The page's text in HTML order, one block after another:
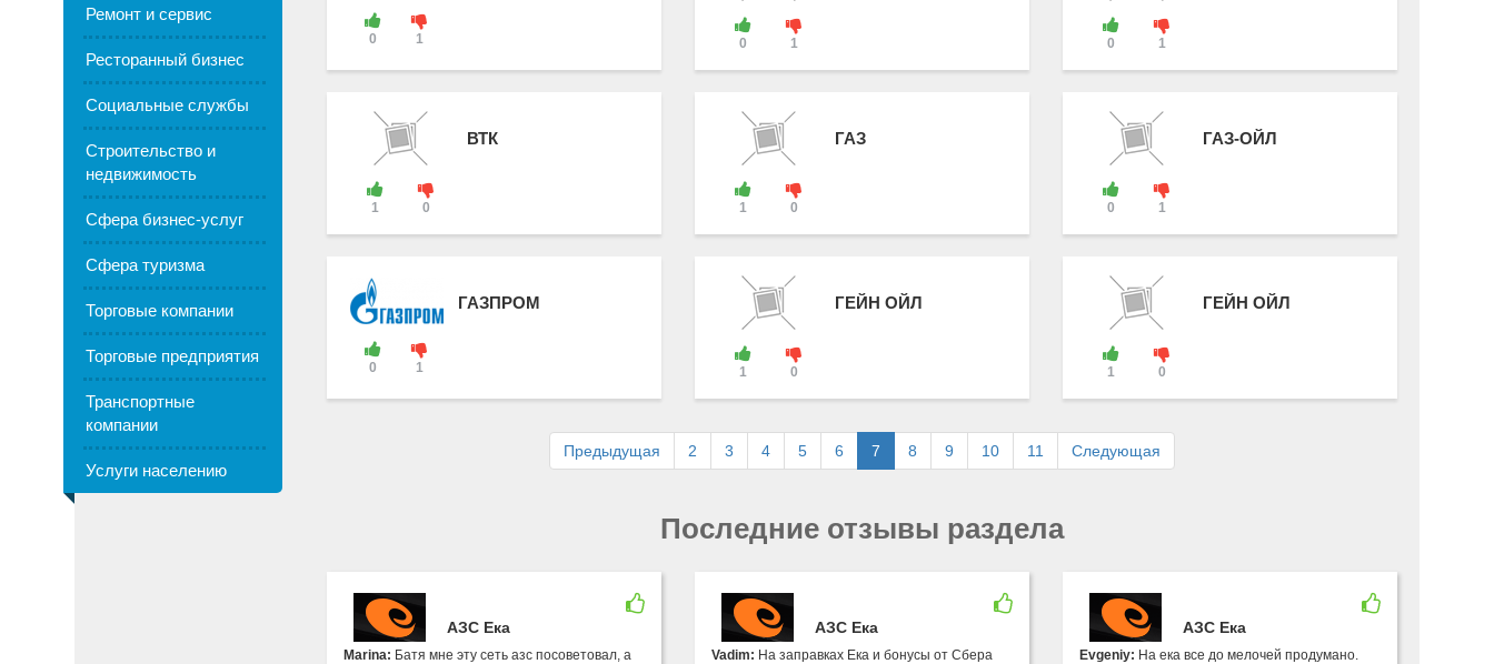
Ремонт и сервис
Ресторанный бизнес
Социальные службы
Строительство и
недвижимость
Сфера бизнес-услуг
Сфера туризма
Торговые компании
Торговые предприятия
Транспортные
компании
Услуги населению
0 1 0 1 0 1
1 0
ВТК
1 0
ГАЗ
0 1
ГАЗ-ОЙЛ
0 1
ГАЗПРОМ
1 0
ГЕЙН ОЙЛ
1 0
ГЕЙН ОЙЛ
Предыдущая 2 3 4 5 6 7 8 9 10 11 Следующая
Последние отзывы раздела
АЗС Ека
Marina: Батя мне эту сеть азс посоветовал, а
АЗС Ека
Vadim: На заправках Ека и бонусы от Сбера
АЗС Ека
Evgeniy: На ека все до мелочей продумано.